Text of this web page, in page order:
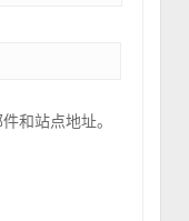
和站点地址。